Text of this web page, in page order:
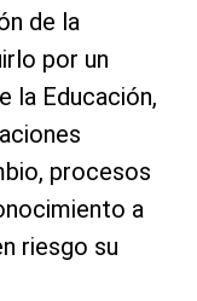
de la
por un
la Educación,
procesos
a
riesgo su